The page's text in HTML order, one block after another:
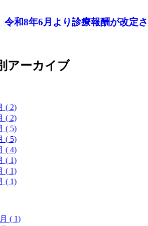
令和8年6月より診療報酬が改定
アーカイブ
( 2)
( 2)
( 5)
( 5)
( 4)
( 1)
( 1)
( 1)
( 1)